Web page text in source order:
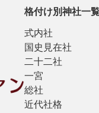
格付け別神社一
式内社
国史見在社
二十二社
一宮
総社
近代社格